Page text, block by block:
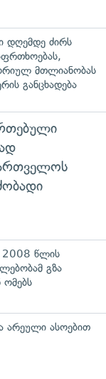
დღემდე ძირს
მთლიანობას
განცხადება
2008 წლის
გზა
ომებს
არეული ასოებით